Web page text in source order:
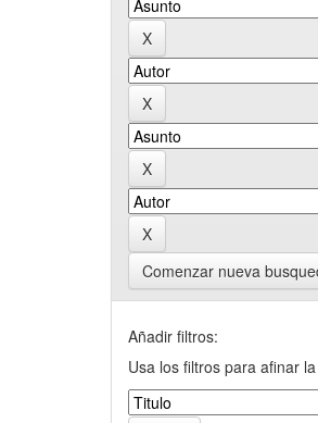
Comenzar nueva
Añadir filtros:
Usa los filtros para afinar